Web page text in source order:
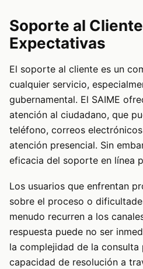
Soporte al
Expectativas
El soporte al cliente es un
cualquier servicio,
gubernamental. El SAIME
atención al ciudadano, que
teléfono, correos
atención presencial. Sin
eficacia del soporte en línea
Los usuarios que enfrentan
sobre el proceso o
menudo recurren a los
respuesta puede no ser
la complejidad de la consulta
capacidad de resolución a